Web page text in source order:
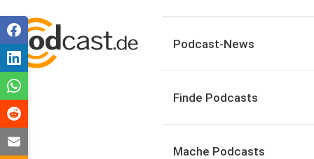
Podcast-News
Finde Podcasts
Mache Podcasts